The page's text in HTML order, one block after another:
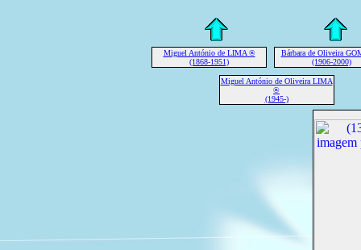
Miguel António de LIMA ®
(1868-1951)
Bárbara de Oliveira
(1906-2000)
Miguel António de Oliveira LIMA
®
(1945-)